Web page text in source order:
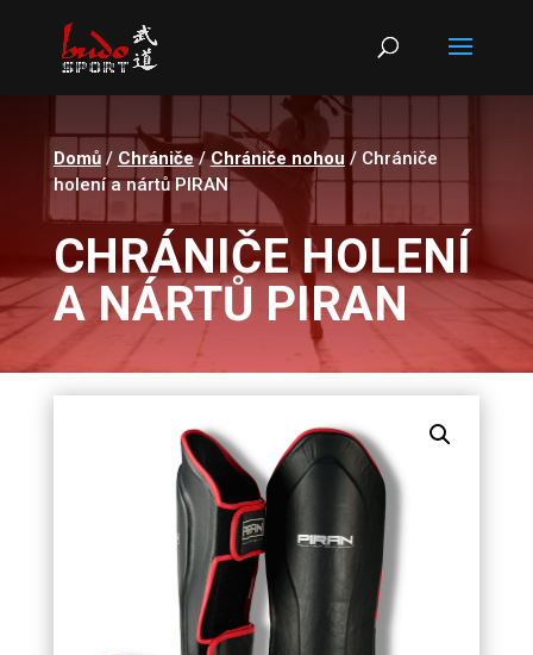
Products
search
Domů/ Chrániče/Chrániče nohou / Chrániče
holení a nártů PIRAN
CHRÁNIČE HOLENÍ
A NÁRTŮ PIRAN